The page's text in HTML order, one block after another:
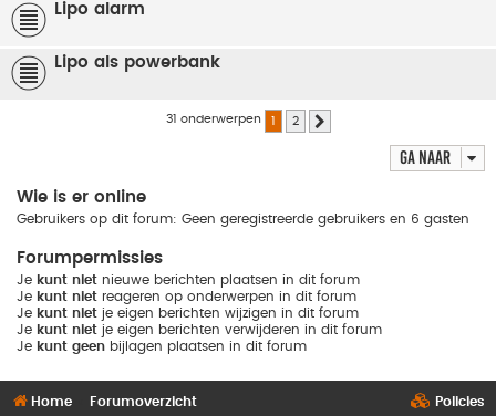
Lipo alarm
Lipo als powerbank
31 onderwerpen 1 2
Ga naar
Wie is er online
Gebruikers op dit forum: Geen geregistreerde gebruikers en 6 gasten
Forumpermissies
Je kunt niet nieuwe berichten plaatsen in dit forum
Je kunt niet reageren op onderwerpen in dit forum
Je kunt niet je eigen berichten wijzigen in dit forum
Je kunt niet je eigen berichten verwijderen in dit forum
Je kunt geen bijlagen plaatsen in dit forum
Home Forumoverzicht Policies